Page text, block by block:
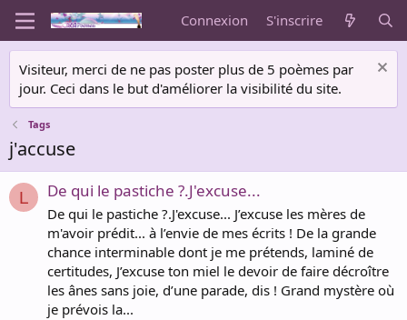
Connexion S'inscrire
Visiteur, merci de ne pas poster plus de 5 poèmes par
jour. Ceci dans le but d'améliorer la visibilité du site.
Tags
j'accuse
L De qui le pastiche ?.J'excuse...
De qui le pastiche ?.J'excuse... J’excuse les mères de
m'avoir prédit... à l’envie de mes écrits ! De la grande
chance interminable dont je me prétends, laminé de
certitudes, J’excuse ton miel le devoir de faire décroître
les ânes sans joie, d’une parade, dis ! Grand mystère où
je prévois la...